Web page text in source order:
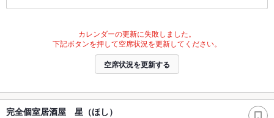
カレンダーの更新に失敗しました。
下記ボタンを押して空席状況を更新してください。
空席状況を更新する
完全個室居酒屋 星（ほし）